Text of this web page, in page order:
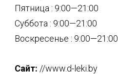
Пятница : 9:00—21:00
Суббота : 9:00—21:00
Воскресенье : 9:00—21:00
Сайт: //www.d-leki.by